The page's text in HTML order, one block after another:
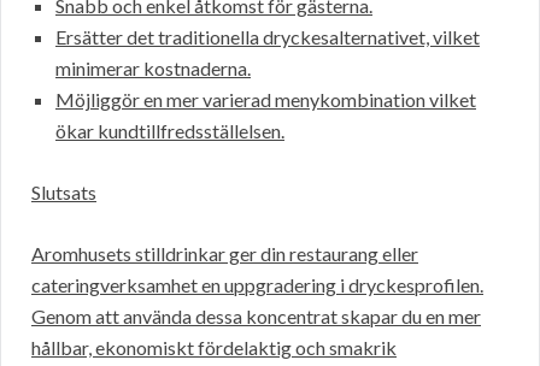
Snabb och enkel åtkomst för gästerna.
Ersätter det traditionella dryckesalternativet, vilket
minimerar kostnaderna.
Möjliggör en mer varierad menykombination vilket
ökar kundtillfredsställelsen.
Slutsats
Aromhusets stilldrinkar ger din restaurang eller
cateringverksamhet en uppgradering i dryckesprofilen.
Genom att använda dessa koncentrat skapar du en mer
hållbar, ekonomiskt fördelaktig och smakrik